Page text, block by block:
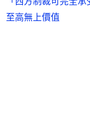
至高無上價值